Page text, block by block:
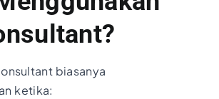
biasanya
ketika: